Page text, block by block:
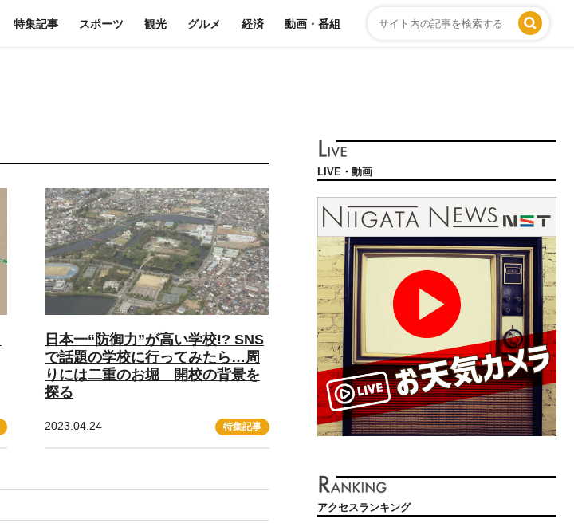
特集記事 スポーツ 観光 グルメ 経済 動画・番組
日本一“防御力”が高い学校!? SNS
で話題の学校に行ってみたら…周
りには二重のお堀 開校の背景を
探る
2023.04.24 特集記事
LIVE・動画
アクセスランキング